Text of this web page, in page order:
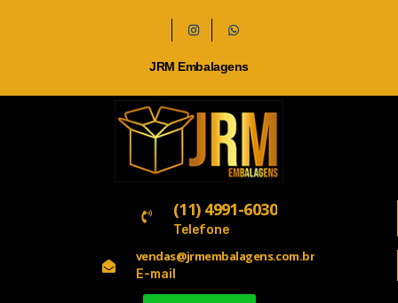
JRM Embalagens
(11) 4991-6030
Telefone
vendas@jrmembalagens.com.br
E-mail